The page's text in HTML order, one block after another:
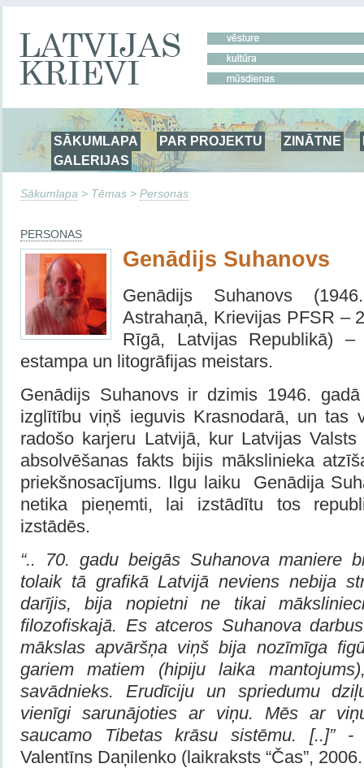
SĀKUMLAPA PAR PROJEKTU ZINĀTNE
GALERIJAS
Sākumlapa > Tēmas > Personas
PERSONAS
Genādijs Suhanovs
Genādijs Suhanovs
Astrahaņā, Krievijas PFSR –
Rīgā, Latvijas Republikā) –
estampa un litogrāfijas meistars.
Genādijs Suhanovs ir dzimis 1946.
izglītību viņš ieguvis Krasnodarā, un tas
radošo karjeru Latvijā, kur Latvijas
absolvēšanas fakts bijis mākslinieka
priekšnosacījums. Ilgu laiku Genādija
netika pieņemti, lai izstādītu tos
izstādēs.
“.. 70. gadu beigās Suhanova maniere
tolaik tā grafikā Latvijā neviens nebija
darījis, bija nopietni ne tikai
filozofiskajā. Es atceros Suhanova
mākslas apvāršņa viņš bija nozīmīga
gariem matiem (hipiju laika
savādnieks. Erudīciju un spriedumu
vienīgi sarunājoties ar viņu. Mēs ar
saucamo Tibetas krāsu sistēmu. [..]”
Valentīns Daņilenko (laikraksts “Čas”,